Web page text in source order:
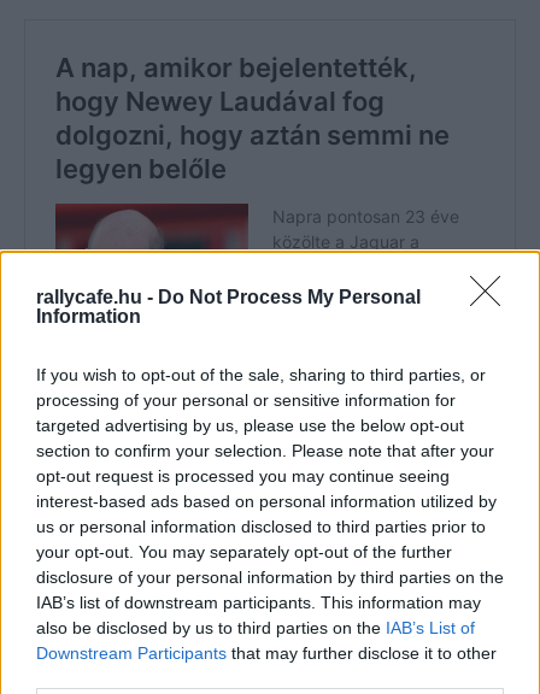
rallycafe.hu - Do Not Process My Personal
Information
If you wish to opt-out of the sale, sharing to third parties, or
processing of your personal or sensitive information for
targeted advertising by us, please use the below opt-out
section to confirm your selection. Please note that after your
opt-out request is processed you may continue seeing
interest-based ads based on personal information utilized by
us or personal information disclosed to third parties prior to
your opt-out. You may separately opt-out of the further
disclosure of your personal information by third parties on the
IAB’s list of downstream participants. This information may
also be disclosed by us to third parties on the IAB’s List of
Downstream Participants that may further disclose it to other
2000-től kezdve öt éven át nem lehetett legyőzni a
Ferrarit, majd Newey 2005-re ismét a mezőny
leggyorsabb autóját építette, a gond csak az volt, hogy ez
nem párosult megbízhatósággal. Eközben ismét előjöttek
a feszültségek: bár a McLaren vezetése modernebb volt a
Williamsénél, a mérnök nehezen viselte, hogy Ron